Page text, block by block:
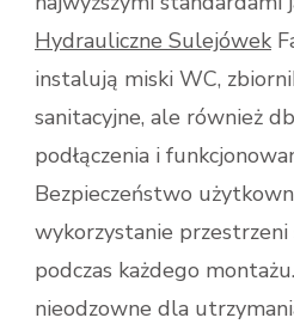
Hydrauliczne Sulejówek
instalują miski WC,
sanitacyjne, ale również
podłączenia i
Bezpieczeństwo
wykorzystanie
podczas każdego
nieodzowne dla